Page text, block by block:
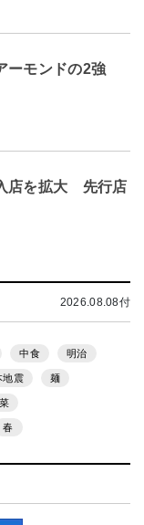
ーモンドの2強
店を拡大 先行店
2026.08.08付
中食 明治
地震 麺
春